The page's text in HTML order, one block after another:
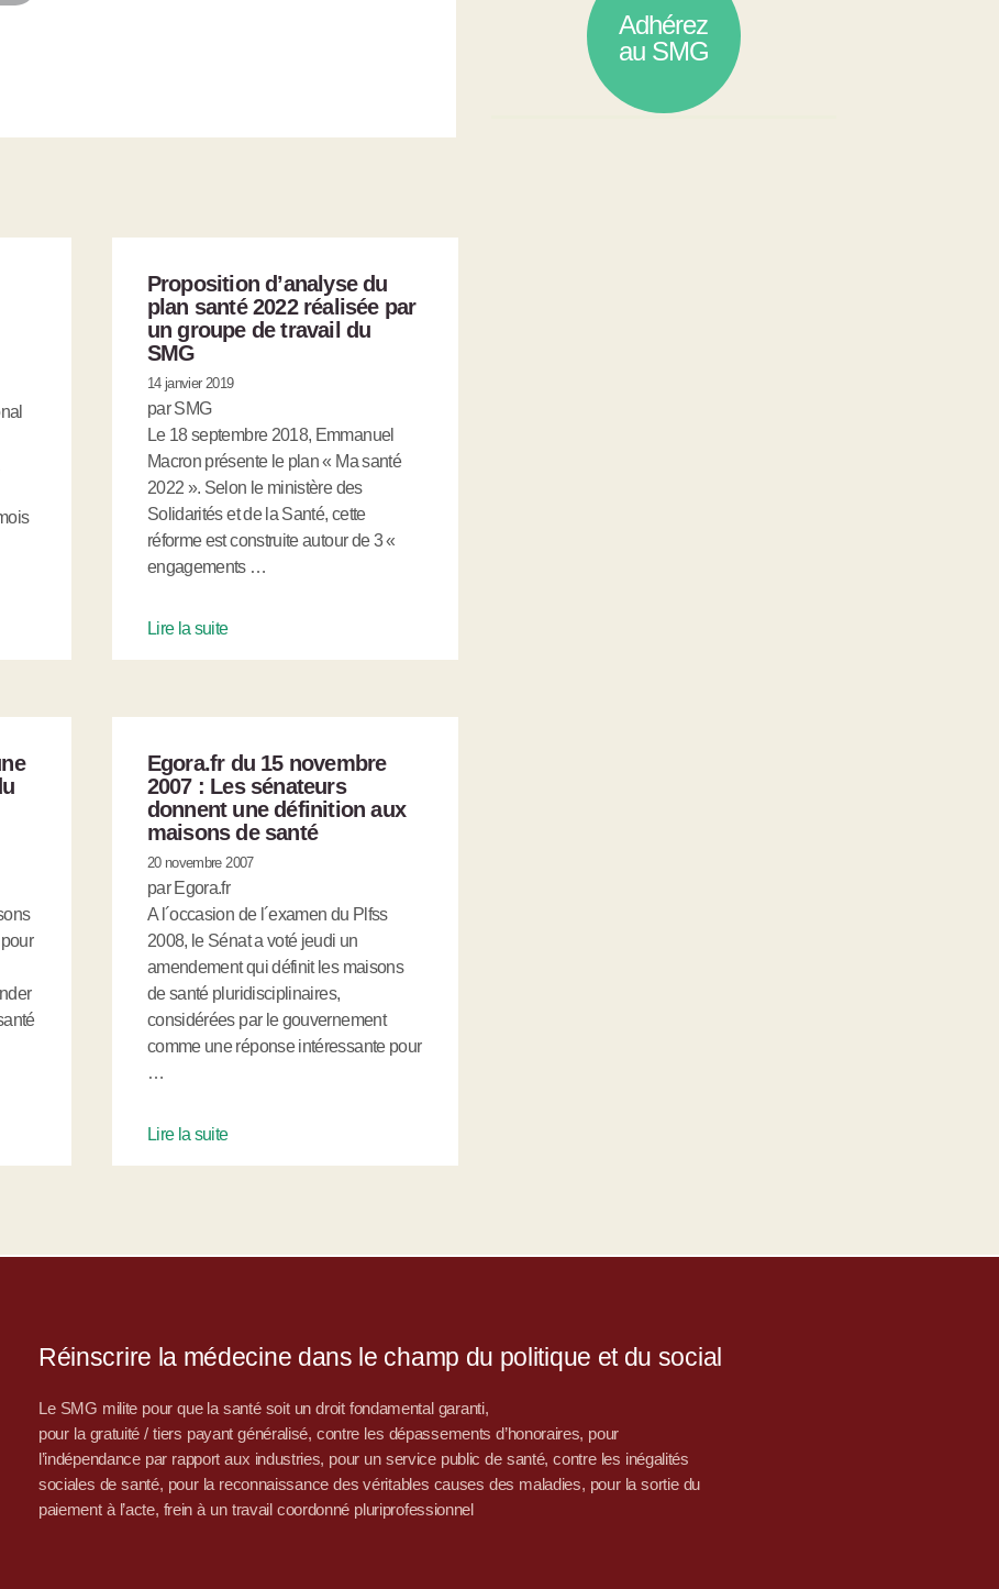
Proposition d’analyse du
plan santé 2022 réalisée par
un groupe de travail du
SMG
14 janvier 2019
par SMG
Le 18 septembre 2018, Emmanuel
Macron présente le plan « Ma santé
2022 ». Selon le ministère des
Solidarités et de la Santé, cette
réforme est construite autour de 3 «
engagements …
Lire la suite
Egora.fr du 15 novembre
2007 : Les sénateurs
donnent une définition aux
maisons de santé
20 novembre 2007
par Egora.fr
A l´occasion de l´examen du Plfss
2008, le Sénat a voté jeudi un
amendement qui définit les maisons
de santé pluridisciplinaires,
considérées par le gouvernement
comme une réponse intéressante pour
…
Lire la suite
Adhérez
au SMG
Réinscrire la médecine dans le champ du politique et du social
Le SMG milite pour que la santé soit un droit fondamental garanti,
pour la gratuité / tiers payant généralisé, contre les dépassements d’honoraires, pour
l’indépendance par rapport aux industries, pour un service public de santé, contre les inégalités
sociales de santé, pour la reconnaissance des véritables causes des maladies, pour la sortie du
paiement à l’acte, frein à un travail coordonné pluriprofessionnel